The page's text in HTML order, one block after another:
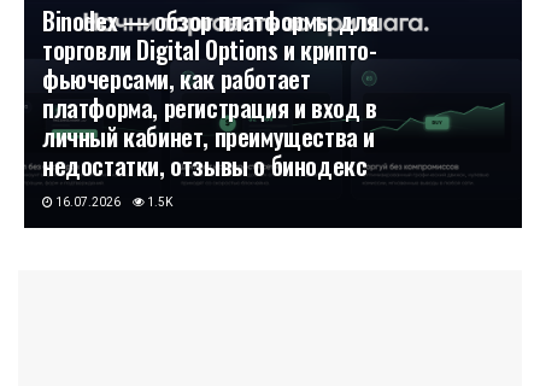
Binodex — обзор платформы для
торговли Digital Options и крипто-
фьючерсами, как работает
платформа, регистрация и вход в
личный кабинет, преимущества и
недостатки, отзывы о бинодекс
16.07.2026 1.5K